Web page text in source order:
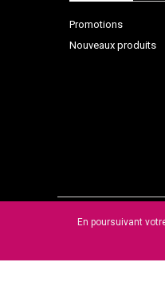
Promotions
Nouveaux produits
En poursuivant